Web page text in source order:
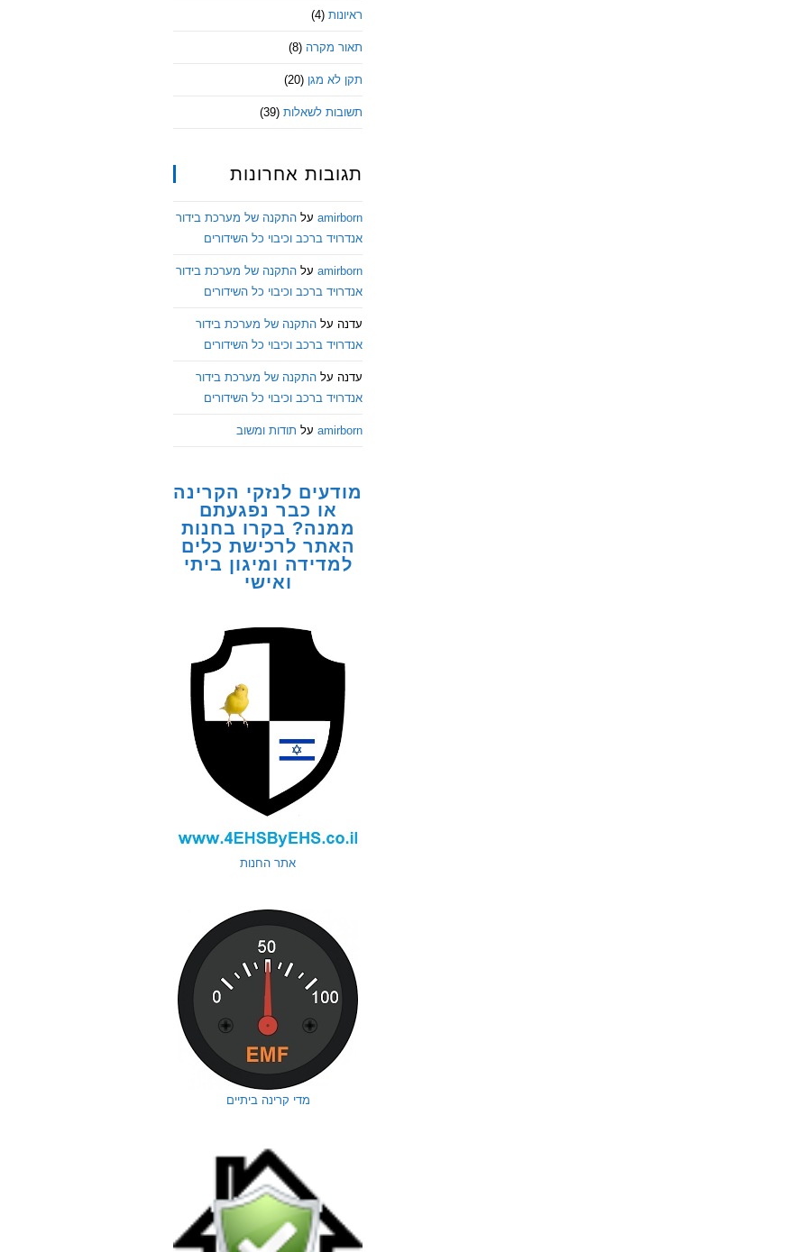
ראיונות (4)
תאור מקרה (8)
תקן לא מגן (20)
תשובות לשאלות (39)
תגובות אחרונות
amirborn על התקנה של מערכת בידור
אנדרויד ברכב וכיבוי כל השידורים
amirborn על התקנה של מערכת בידור
אנדרויד ברכב וכיבוי כל השידורים
עדנה על התקנה של מערכת בידור
אנדרויד ברכב וכיבוי כל השידורים
עדנה על התקנה של מערכת בידור
אנדרויד ברכב וכיבוי כל השידורים
amirborn על תודות ומשוב
מודעים לנזקי הקרינה
או כבר נפגעתם
ממנה? בקרו בחנות
האתר לרכישת כלים
למדידה ומיגון ביתי
ואישי
אתר החנות
מדי קרינה ביתיים